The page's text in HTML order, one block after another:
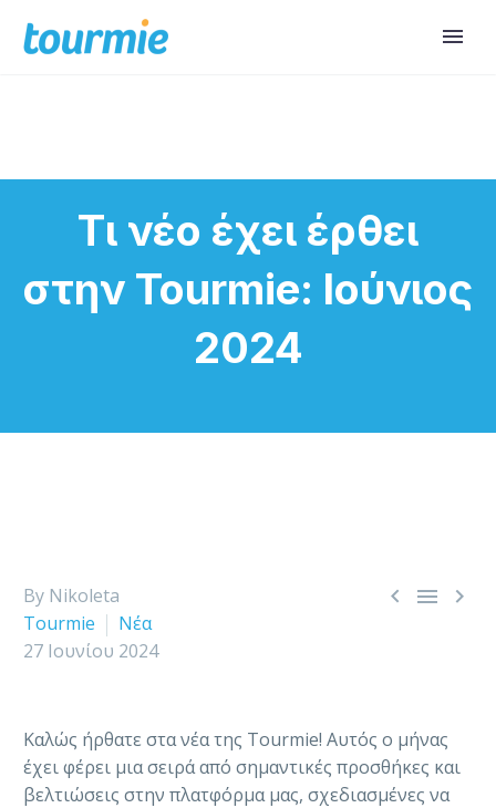
Τι νέο έχει έρθει
στην Tourmie: Ιούνιος
2024
  
By Nikoleta
Tourmie
Νέα
27 Ιουνίου 2024
Καλώς ήρθατε στα νέα της Tourmie! Αυτός ο μήνας
έχει φέρει μια σειρά από σημαντικές προσθήκες και
βελτιώσεις στην πλατφόρμα μας, σχεδιασμένες να